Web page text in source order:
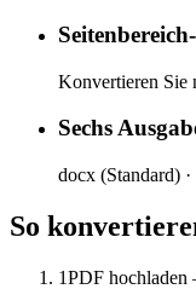
Konvertieren Sie
Sechs
docx (Standard) ·
So
1PDF